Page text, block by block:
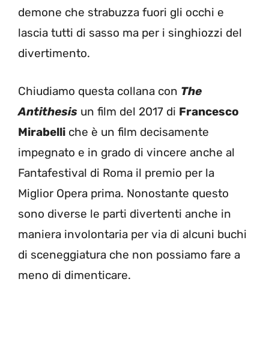
demone che strabuzza fuori gli occhi e
lascia tutti di sasso ma per i singhiozzi del
divertimento.
Chiudiamo questa collana con The
Antithesis un film del 2017 di Francesco
Mirabelli che è un film decisamente
impegnato e in grado di vincere anche al
Fantafestival di Roma il premio per la
Miglior Opera prima. Nonostante questo
sono diverse le parti divertenti anche in
maniera involontaria per via di alcuni buchi
di sceneggiatura che non possiamo fare a
meno di dimenticare.